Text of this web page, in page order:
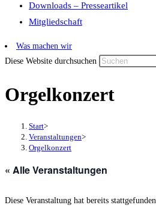
Downloads – Presseartikel
Mitgliedschaft
Was machen wir
Diese Website durchsuchen
Orgelkonzert
Start>
Veranstaltungen>
Orgelkonzert
« Alle Veranstaltungen
Diese Veranstaltung hat bereits stattgefunden.